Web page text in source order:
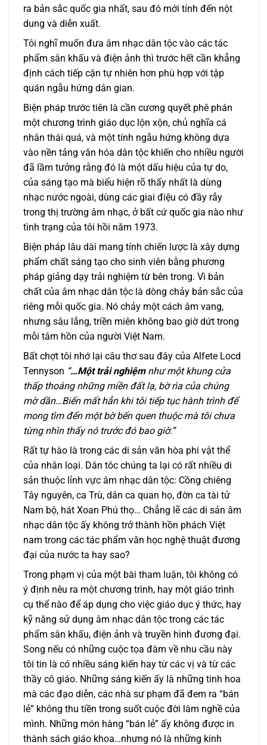
ra bản sắc quốc gia nhất, sau đó mới tính đến nột
dung và diễn xuất.
Tôi nghĩ muốn đưa âm nhạc dân tộc vào các tác
phẩm sân khấu và điện ảnh thì trước hết cần khẳng
định cách tiếp cận tự nhiên hơn phù hợp với tập
quán ngẫu hứng dân gian.
Biện pháp trước tiên là cần cương quyết phê phán
một chương trình giáo dục lộn xộn, chủ nghĩa cá
nhân thái quá, và một tính ngẫu hứng không dựa
vào nền tảng văn hóa dân tộc khiến cho nhiều người
đã lầm tưởng rằng đó là một dấu hiệu của tự do,
của sáng tạo mà biểu hiện rõ thấy nhất là dùng
nhạc nước ngoài, dùng các giai điệu có đầy rẫy
trong thị trường âm nhạc, ở bất cứ quốc gia nào như
tình trạng của tôi hồi năm 1973.
Biện pháp lâu dài mang tính chiến lược là xây dựng
phẩm chất sáng tạo cho sinh viên bằng phương
pháp giảng dạy trải nghiệm từ bên trong. Vì bản
chất của âm nhạc dân tộc là dòng chảy bản sắc của
riêng mỗi quốc gia. Nó chảy một cách âm vang,
nhưng sâu lắng, triền miên không bao giờ dứt trong
mỗi tâm hồn của người Việt Nam.
Bất chợt tôi nhớ lại câu thơ sau đây của Alfete Locd
Tennyson “…Một trải nghiệm như một khung cửa
thấp thoáng những miền đất lạ, bờ rìa của chúng
mờ dần…Biến mất hẳn khi tôi tiếp tục hành trình để
mong tìm đến một bờ bến quen thuộc mà tôi chưa
từng nhìn thấy nó trước đó bao giờ.”
Rất tự hào là trong các di sản văn hòa phi vật thể
của nhân loại. Dân tôc chúng ta lại có rất nhiều di
sản thuộc lỉnh vực âm nhạc dân tộc: Cồng chiêng
Tây nguyên, ca Trù, dân ca quan họ, đờn ca tài tử
Nam bộ, hát Xoan Phú thọ… Chẳng lẽ các di sản âm
nhạc dân tộc ấy không trở thành hồn phách Việt
nam trong các tác phẩm văn học nghệ thuật đương
đại của nước ta hay sao?
Trong phạm vị của một bài tham luận, tôi không có
ý định nêu ra một chương trình, hay một giáo trình
cụ thể nào để áp dụng cho việc giáo dục ý thức, hay
kỹ năng sử dụng âm nhạc dân tộc trong các tác
phẩm sân khấu, điện ảnh và truyền hình đương đại.
Song nếu có những cuộc tọa đàm về nhu cầu này
tôi tin là có nhiều sáng kiến hay từ các vị và từ các
thầy cô giáo. Những sáng kiến ấy là những tinh hoa
mà các đạo diễn, các nhà sư phạm đã đem ra “bán
lẻ” không thu tiền trong suốt cuộc đời làm nghề của
mình. Những món hàng “bán lẻ” ấy không được in
thành sách giáo khoa…nhưng nó là những kinh